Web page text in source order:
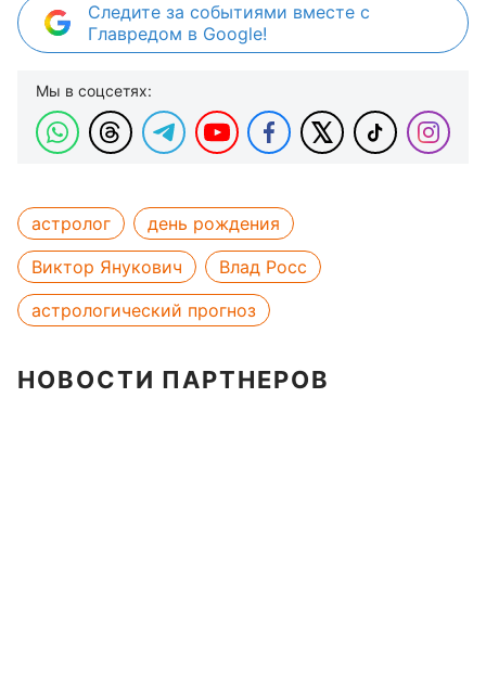
Следите за событиями вместе с
Главредом в Google!
Мы в соцсетях:
астролог
день рождения
Виктор Янукович
Влад Росс
астрологический прогноз
НОВОСТИ ПАРТНЕРОВ